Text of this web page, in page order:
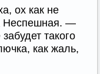
ох как не
Неспешная. —
такого
как жаль,